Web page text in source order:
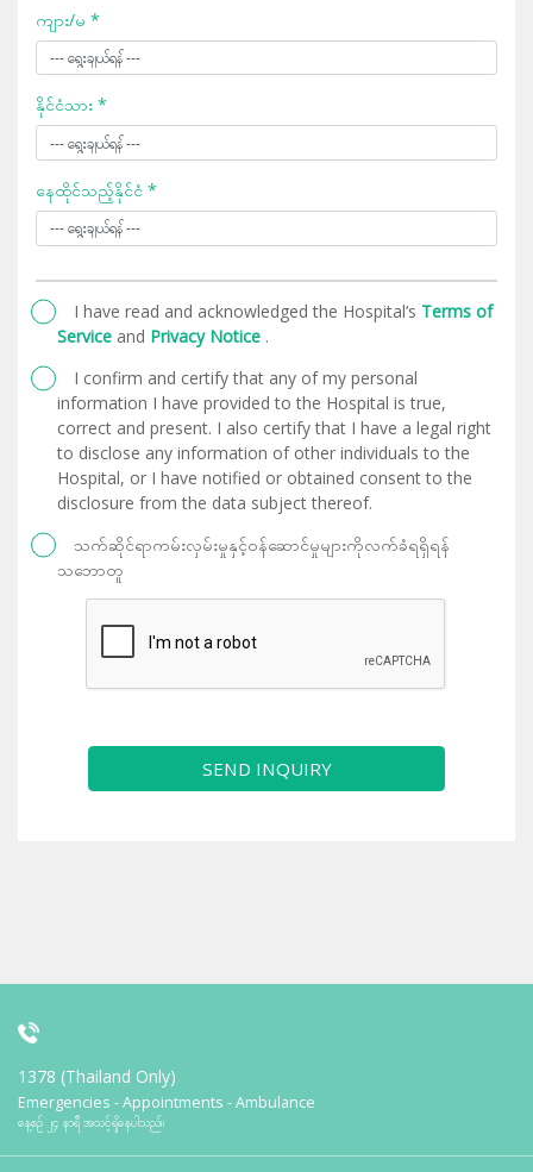
ကျား/မ *
နိုင်ငံသား *
နေထိုင်သည့်နိုင်ငံ *
I have read and acknowledged the Hospital’s Terms of
Service and Privacy Notice .
I confirm and certify that any of my personal
information I have provided to the Hospital is true,
correct and present. I also certify that I have a legal right
to disclose any information of other individuals to the
Hospital, or I have notified or obtained consent to the
disclosure from the data subject thereof.
သက်ဆိုင်ရာကမ်းလှမ်းမှုနှင့်ဝန်ဆောင်မှုများကိုလက်ခံရရှိရန်
သဘောတူ
SEND INQUIRY
1378 (Thailand Only)
Emergencies - Appointments - Ambulance
နေ့စဉ် ၂၄ နာရီ အသင့်ရှိနေပါသည်။